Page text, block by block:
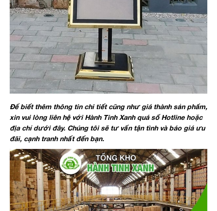
Để biết thêm thông tin chi tiết cũng như giá thành sản phẩm,
xin vui lòng liên hệ với Hành Tinh Xanh quá số Hotline hoặc
địa chỉ dưới đây. Chúng tôi sẽ tư vấn tận tình và báo giá ưu
đãi, cạnh tranh nhất đến bạn.